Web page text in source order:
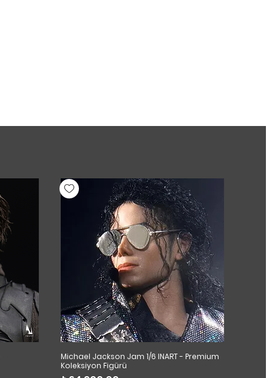
Michael Jackson Jam 1/6 INART - Premium
Koleksiyon Figürü